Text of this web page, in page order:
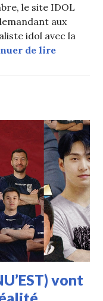
le site IDOL
aux
idol avec la
de lireLes
vont